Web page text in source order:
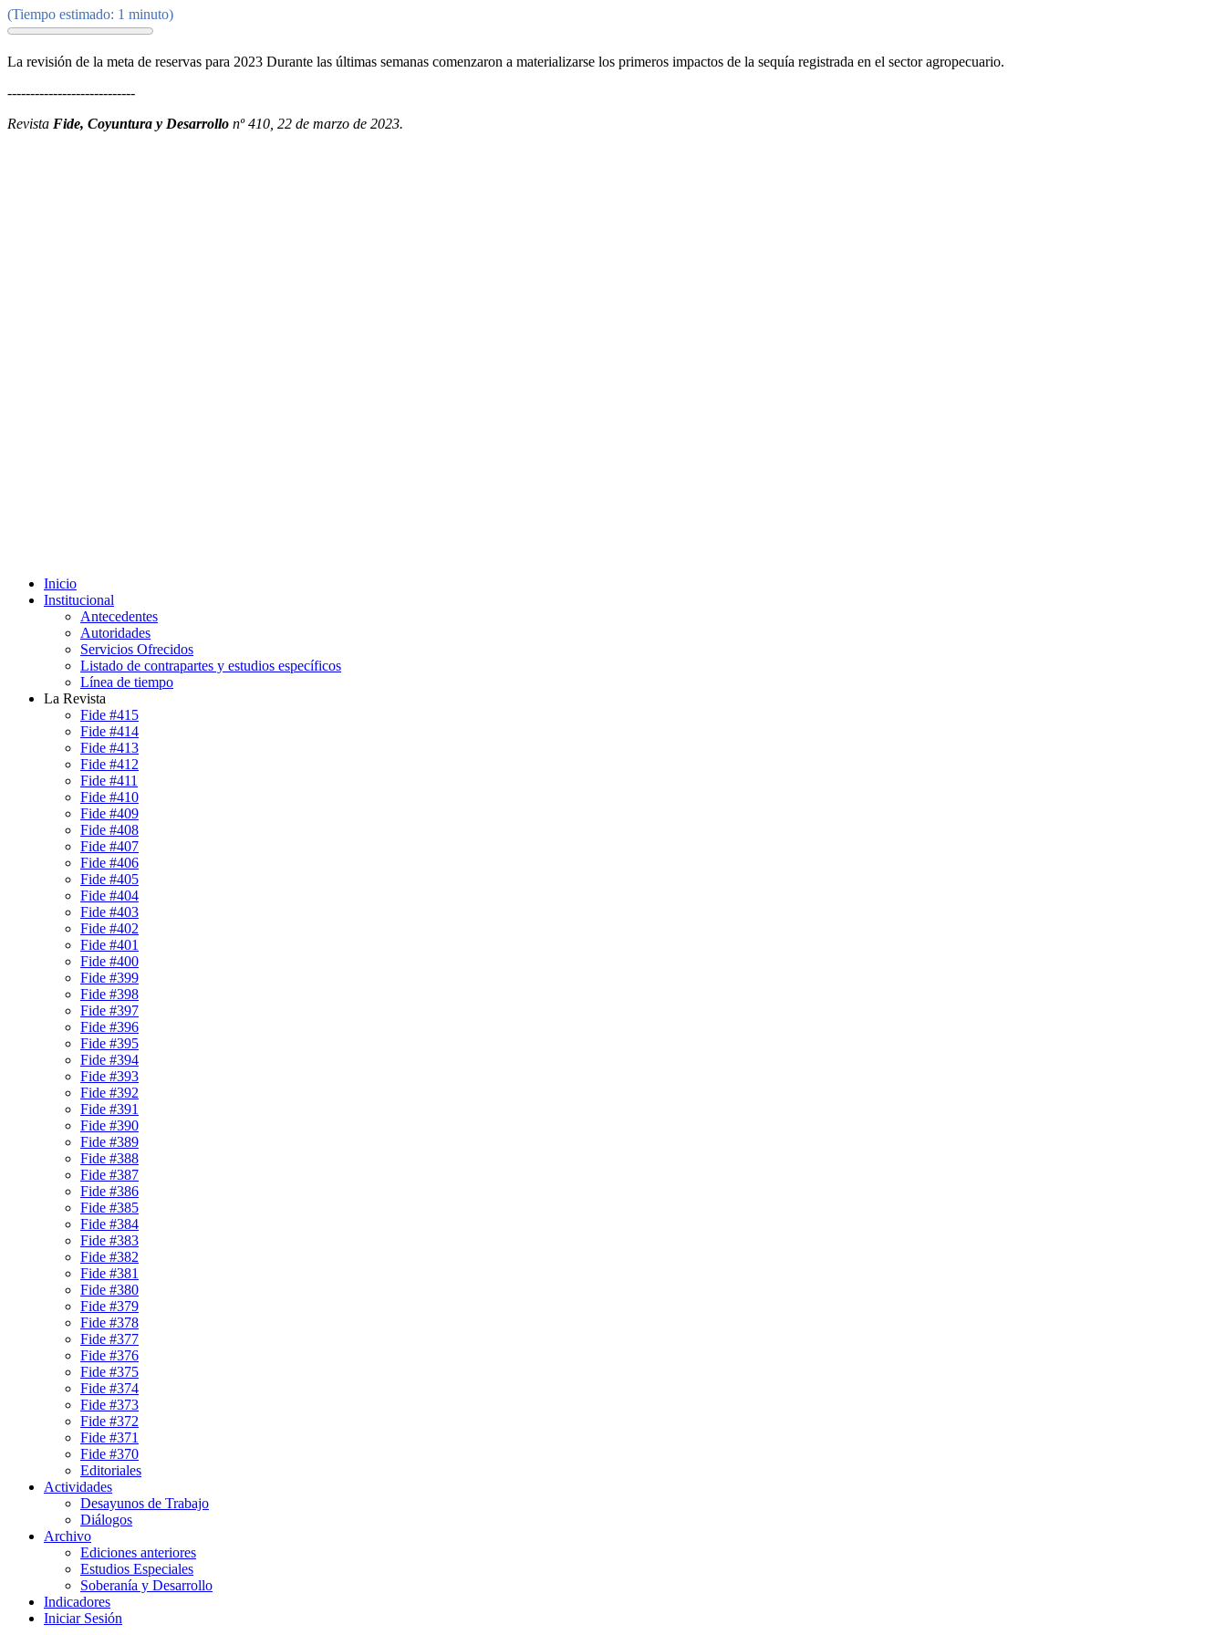
(Tiempo estimado: 1 minuto)
La revisión de la meta de reservas para 2023 Durante las últimas semanas comenzaron a materializarse los primeros impactos de la sequía registrada en el sector agropecuario.
----------------------------
Revista Fide, Coyuntura y Desarrollo nº 410, 22 de marzo de 2023.
Inicio
Institucional
Antecedentes
Autoridades
Servicios Ofrecidos
Listado de contrapartes y estudios específicos
Línea de tiempo
La Revista
Fide #415
Fide #414
Fide #413
Fide #412
Fide #411
Fide #410
Fide #409
Fide #408
Fide #407
Fide #406
Fide #405
Fide #404
Fide #403
Fide #402
Fide #401
Fide #400
Fide #399
Fide #398
Fide #397
Fide #396
Fide #395
Fide #394
Fide #393
Fide #392
Fide #391
Fide #390
Fide #389
Fide #388
Fide #387
Fide #386
Fide #385
Fide #384
Fide #383
Fide #382
Fide #381
Fide #380
Fide #379
Fide #378
Fide #377
Fide #376
Fide #375
Fide #374
Fide #373
Fide #372
Fide #371
Fide #370
Editoriales
Actividades
Desayunos de Trabajo
Diálogos
Archivo
Ediciones anteriores
Estudios Especiales
Soberanía y Desarrollo
Indicadores
Iniciar Sesión